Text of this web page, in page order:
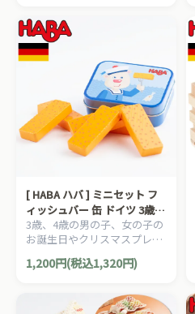
[ HABA ハバ ] ミニセット フ
ィッシュバー 缶 ドイツ 3歳
ブラザージョルダン おままご
と 食材 ごっこ遊び サックリ
木製
3歳、4歳の男の子、女の子の
お誕生日やクリスマスプレゼ
ントにおすすめの、HABA ハ
バ社 おままごと ミニセット
1,200円(税込1,320円)